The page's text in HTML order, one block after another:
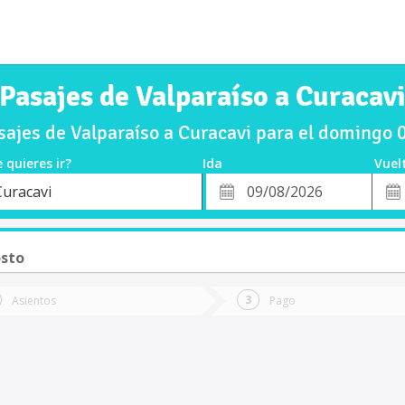
Pasajes de Valparaíso a Curacavi
de Valparaíso a Curacavi para el
quieres ir? Ida
Fecha
de
de
Asientos Pago